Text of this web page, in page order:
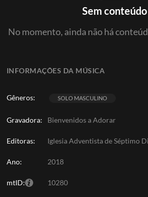
INFORMAÇÕES DA MÚSICA
Gêneros: SOLO MASCULINO
Gravadora: Bienvenidos a Adorar
Editoras: Iglesia Adventista de Séptimo
Ano: 2018
mtID: 10280
Sem conteúdo
No momento, ainda não há